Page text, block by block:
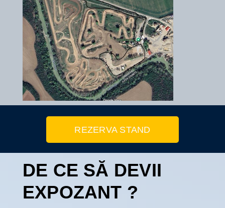
REZERVA STAND
DE CE SĂ DEVII
EXPOZANT ?